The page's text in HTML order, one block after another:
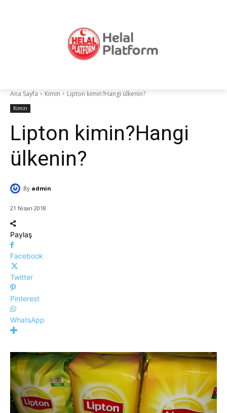
Ana Sayfa Kimin Lipton kimin?Hangi ülkenin?
Kimin
Lipton kimin?Hangi
ülkenin?
By admin
21 Nisan 2018
Paylaş
Facebook
Twitter
Pinterest
WhatsApp